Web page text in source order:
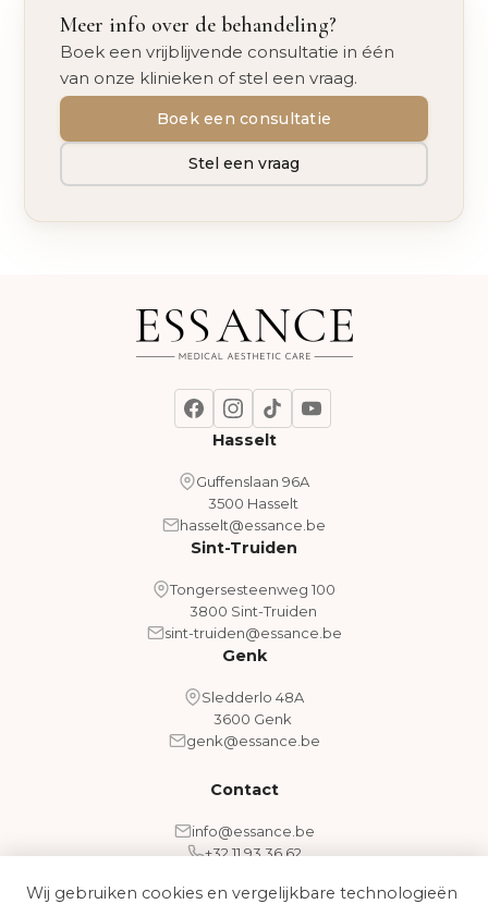
Meer info over de behandeling?
Boek een vrijblijvende consultatie in één
van onze klinieken of stel een vraag.
Boek een consultatie
Stel een vraag
Hasselt
Guffenslaan 96A
3500 Hasselt
hasselt@essance.be
Sint-Truiden
Tongersesteenweg 100
3800 Sint-Truiden
sint-truiden@essance.be
Genk
Sledderlo 48A
3600 Genk
genk@essance.be
Contact
info@essance.be
+32 11 93 36 62
Wij gebruiken cookies en vergelijkbare technologieën